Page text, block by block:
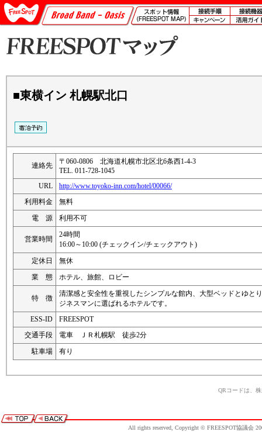
■東横イン 札幌駅北口
連絡先
〒060-0806 北海道札幌市北区北6条西1-4-3
TEL. 011-728-1045
URL
http://www.toyoko-inn.com/hotel/00066/
利用料金
無料
電 源
利用不可
営業時間
24時間
16:00～10:00 (チェックイン/チェックアウト)
定休日
無休
業 態
ホテル、旅館、ロビー
特 徴
清潔感と安全性を重視したシンプルな館内、大型ベッドとゆと
ジネスマンに選ばれるホテルです。
ESS-ID
FREESPOT
交通手段
電車 ＪＲ札幌駅 徒歩2分
駐車場
有り
QRコードは、
All rights reserved, Copyright © FREESPOT協議会